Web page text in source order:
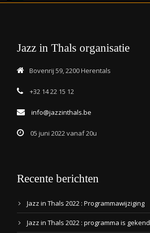
Jazz in Thals organisatie
Bovenrij 59, 2200 Herentals
+32 14 22 15 12
info@jazzinthals.be
05 juni 2022 vanaf 20u
Recente berichten
Jazz in Thals 2022 : Programmawijziging
Jazz in Thals 2022 : programma is gekend